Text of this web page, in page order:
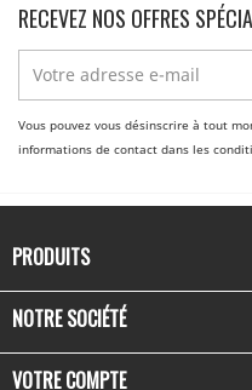
RECEVEZ NOS OFFRES
Vous pouvez vous désinscrire à tout
informations de contact dans les
PRODUITS
NOTRE SOCIÉTÉ
VOTRE COMPTE